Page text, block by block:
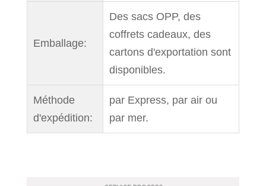
Emballage:
Des sacs OPP, des
coffrets cadeaux, des
cartons d'exportation sont
disponibles.
Méthode
d'expédition:
par Express, par air ou
par mer.